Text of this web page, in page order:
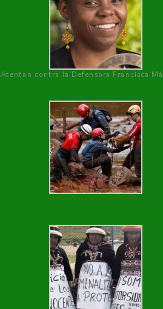
Atentan contra la Defensora Francisca